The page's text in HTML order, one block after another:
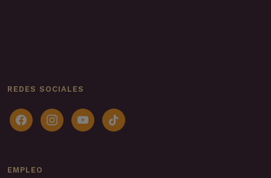
REDES SOCIALES
facebookinstagramyoutubetiktok
EMPLEO